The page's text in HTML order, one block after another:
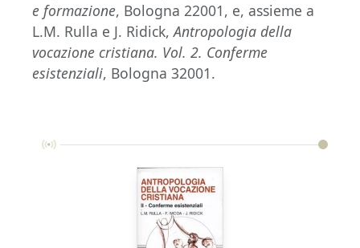
e formazione, Bologna 22001, e, assieme a
L.M. Rulla e J. Ridick,Antropologia della
vocazione cristiana. Vol. 2. Conferme
esistenziali, Bologna 32001.